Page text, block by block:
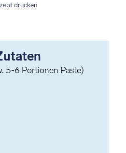
drucken
5-6 Portionen Paste)